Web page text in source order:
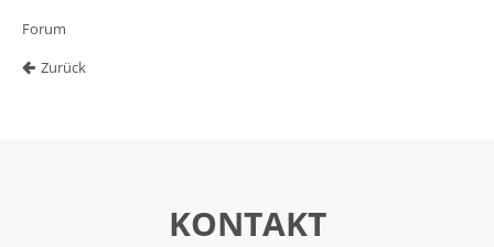
Forum
Zurück
KONTAKT